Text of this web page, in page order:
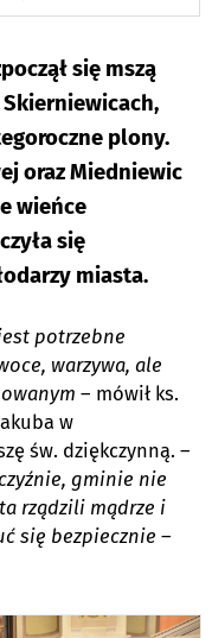
się mszą
plony.
oraz Miedniewic
wieńce
się
miasta.
potrzebne
warzywa, ale
– mówił ks.
w
św. dziękczynną. –
gminie nie
rządzili mądrze i
się bezpiecznie –